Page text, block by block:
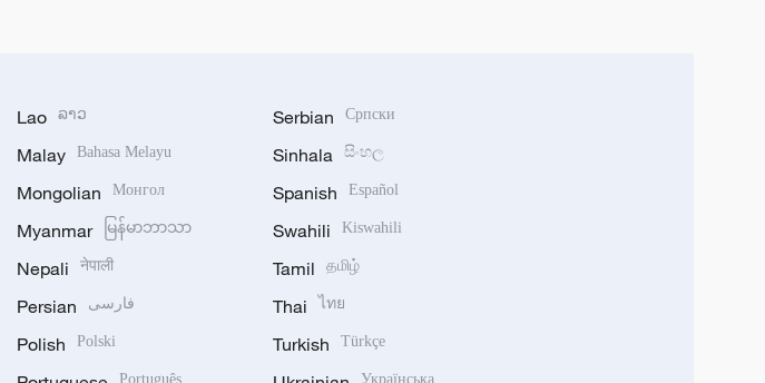
Lao ລາວ
Malay Bahasa Melayu
Mongolian Монгол
Myanmar မြန်မာဘာသာ
Nepali नेपाली
Persian فارسی
Polish Polski
Português
Serbian Српски
Sinhala සිංහල
Spanish Español
Swahili Kiswahili
Tamil தமிழ்
Thai ไทย
Turkish Türkçe
Українська